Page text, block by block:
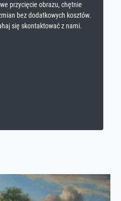
przycięcie obrazu, chętnie
bez dodatkowych kosztów.
się skontaktować z nami.